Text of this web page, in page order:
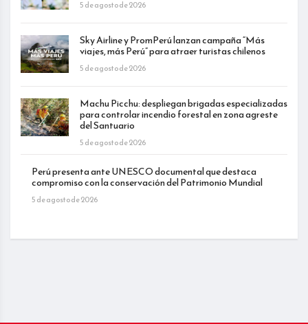
5 de agosto de 2026
Sky Airline y PromPerú lanzan campaña “Más
viajes, más Perú” para atraer turistas chilenos
5 de agosto de 2026
Machu Picchu: despliegan brigadas especializadas
para controlar incendio forestal en zona agreste
del Santuario
5 de agosto de 2026
Perú presenta ante UNESCO documental que destaca
compromiso con la conservación del Patrimonio Mundial
5 de agosto de 2026